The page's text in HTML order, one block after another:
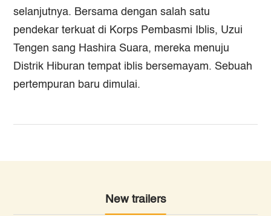
selanjutnya. Bersama dengan salah satu
pendekar terkuat di Korps Pembasmi Iblis, Uzui
Tengen sang Hashira Suara, mereka menuju
Distrik Hiburan tempat iblis bersemayam. Sebuah
pertempuran baru dimulai.
New trailers